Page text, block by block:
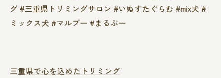
グ #三重県トリミングサロン #いぬすたぐらむ #mix犬 #
ミックス犬 #マルプー #まるぷー
三重県で心を込めたトリミング